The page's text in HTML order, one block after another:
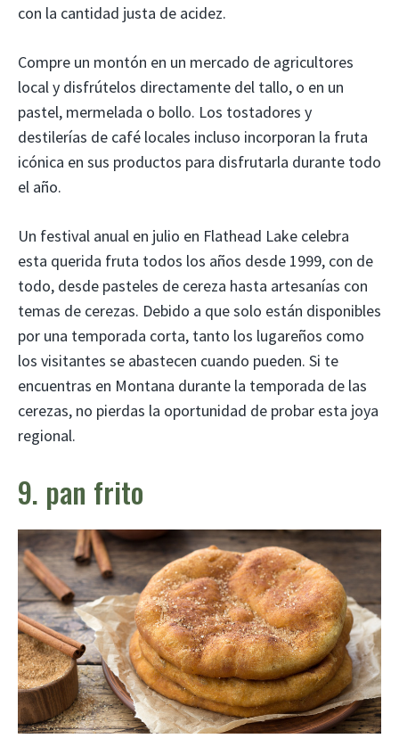
con la cantidad justa de acidez.
Compre un montón en un mercado de agricultores
local y disfrútelos directamente del tallo, o en un
pastel, mermelada o bollo. Los tostadores y
destilerías de café locales incluso incorporan la fruta
icónica en sus productos para disfrutarla durante todo
el año.
Un festival anual en julio en Flathead Lake celebra
esta querida fruta todos los años desde 1999, con de
todo, desde pasteles de cereza hasta artesanías con
temas de cerezas. Debido a que solo están disponibles
por una temporada corta, tanto los lugareños como
los visitantes se abastecen cuando pueden. Si te
encuentras en Montana durante la temporada de las
cerezas, no pierdas la oportunidad de probar esta joya
regional.
9. pan frito